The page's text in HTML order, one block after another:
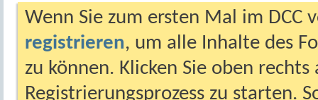
Wenn Sie zum ersten Mal im DCC
registrieren, um alle Inhalte des
zu können. Klicken Sie oben
Registrierungsprozess zu starten.